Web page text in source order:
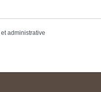
administrative